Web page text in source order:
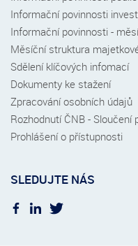
Informační povinnosti
Informační povinnosti -
Měsíční struktura
Sdělení klíčových infomací
Dokumenty ke stažení
Zpracování osobních údajů
Rozhodnutí ČNB -
Prohlášení o přístupnosti
SLEDUJTE NÁS